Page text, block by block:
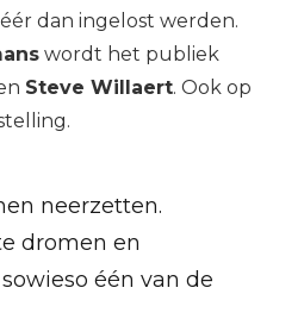
dan ingelost werden.
wordt het publiek
Steve Willaert. Ook op
neerzetten.
dromen en
één van de